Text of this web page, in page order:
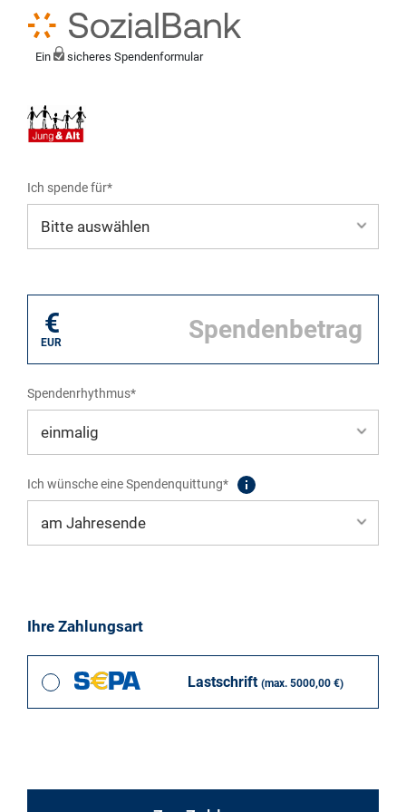
Ein sicheres Spendenformular
Ich spende für*
€
EUR
Spendenrhythmus*
Ich wünsche eine Spendenquittung*
Ihre Zahlungsart
Lastschrift (max. 5000,00 €)